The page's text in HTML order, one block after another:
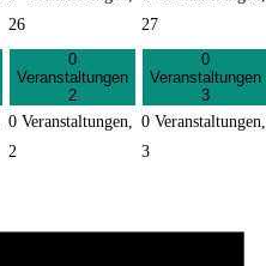
26
27
0
Veranstaltungen
2
0 Veranstaltungen,
2
0
Veranstaltungen
3
0 Veranstaltungen,
3